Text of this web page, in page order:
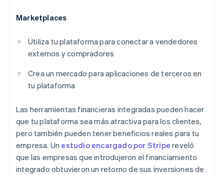
Marketplaces
Utiliza tu plataforma para conectar a vendedores
externos y compradores
Crea un mercado para aplicaciones de terceros en
tu plataforma
Las herramientas financieras integradas pueden hacer
que tu plataforma sea más atractiva para los clientes,
pero también pueden tener beneficios reales para tu
empresa. Un estudio encargado por Stripe reveló
que las empresas que introdujeron el financiamiento
integrado obtuvieron un retorno de sus inversiones de